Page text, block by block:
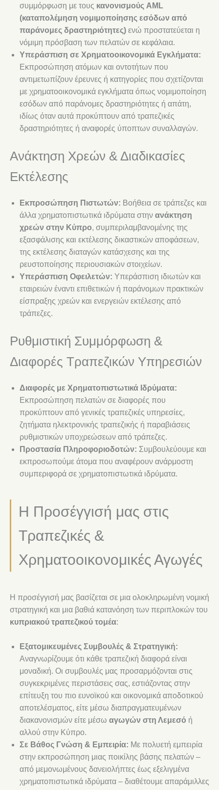
συμμόρφωση με τους κανονισμούς AML
(καταπολέμηση νομιμοποίησης εσόδων από
παράνομες δραστηριότητες) ενώ προστατεύεται η
νόμιμη πρόσβαση των πελατών σε κεφάλαια.
Υπεράσπιση σε Χρηματοοικονομικά Εγκλήματα:
Εκπροσώπηση ατόμων και οντοτήτων που
αντιμετωπίζουν έρευνες ή κατηγορίες που σχετίζονται
με χρηματοοικονομικά εγκλήματα όπως νομιμοποίηση
εσόδων από παράνομες δραστηριότητες ή απάτη,
ιδίως όταν αυτά προκύπτουν από τραπεζικές
δραστηριότητες ή αναφορές ύποπτων συναλλαγών.
Ανάκτηση Χρεών & Διαδικασίες
Εκτέλεσης
Εκπροσώπηση Πιστωτών: Βοήθεια σε τράπεζες και
άλλα χρηματοπιστωτικά ιδρύματα στην ανάκτηση
χρεών στην Κύπρο, συμπεριλαμβανομένης της
εξασφάλισης και εκτέλεσης δικαστικών αποφάσεων,
της εκτέλεσης διαταγών κατάσχεσης και της
ρευστοποίησης περιουσιακών στοιχείων.
Υπεράσπιση Οφειλετών: Υπεράσπιση ιδιωτών και
εταιρειών έναντι επιθετικών ή παράνομων πρακτικών
είσπραξης χρεών και ενεργειών εκτέλεσης από
τράπεζες.
Ρυθμιστική Συμμόρφωση &
Διαφορές Τραπεζικών Υπηρεσιών
Διαφορές με Χρηματοπιστωτικά Ιδρύματα:
Εκπροσώπηση πελατών σε διαφορές που
προκύπτουν από γενικές τραπεζικές υπηρεσίες,
ζητήματα ηλεκτρονικής τραπεζικής ή παραβιάσεις
ρυθμιστικών υποχρεώσεων από τράπεζες.
Προστασία Πληροφοριοδοτών: Συμβουλεύουμε και
εκπροσωπούμε άτομα που αναφέρουν ανάρμοστη
συμπεριφορά σε χρηματοπιστωτικά ιδρύματα.
Η Προσέγγισή μας στις
Τραπεζικές &
Χρηματοοικονομικές Αγωγές
Η προσέγγισή μας βασίζεται σε μια ολοκληρωμένη νομική
στρατηγική και μια βαθιά κατανόηση των περιπλοκών του
κυπριακού τραπεζικού τομέα:
Εξατομικευμένες Συμβουλές & Στρατηγική:
Αναγνωρίζουμε ότι κάθε τραπεζική διαφορά είναι
μοναδική. Οι συμβουλές μας προσαρμόζονται στις
συγκεκριμένες περιστάσεις σας, εστιάζοντας στην
επίτευξη του πιο ευνοϊκού και οικονομικά αποδοτικού
αποτελέσματος, είτε μέσω διαπραγματευμένων
διακανονισμών είτε μέσω αγωγών στη Λεμεσό ή
αλλού στην Κύπρο.
Σε Βάθος Γνώση & Εμπειρία: Με πολυετή εμπειρία
στην εκπροσώπηση μιας ποικίλης βάσης πελατών –
από μεμονωμένους δανειολήπτες έως εξελιγμένα
χρηματοπιστωτικά ιδρύματα – διαθέτουμε απαράμιλλες